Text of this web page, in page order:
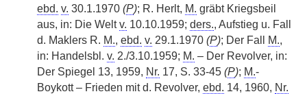
ebd. v. 30.1.1970 (P); R. Herlt, M. gräbt Kriegsbeil
aus, in: Die Weltv. 10.10.1959; ders., Aufstieg u. Fall
d. Maklers R. M., ebd. v. 29.1.1970 (P); Der Fall M.,
in: Handelsbl. v. 2./3.10.1959; M. – Der Revolver, in:
Der Spiegel 13, 1959, Nr. 17, S. 33-45 (P); M.-
Boykott – Frieden mit d. Revolver, ebd. 14, 1960, Nr.